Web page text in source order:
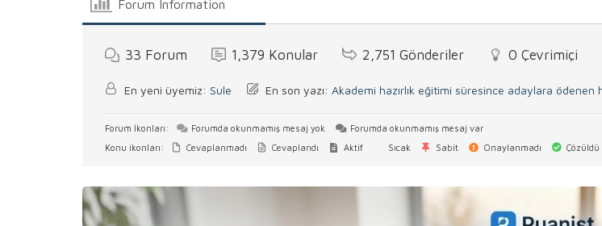
Forum Information
33 Forum 1,379 Konular 2,751 Gönderiler 0 Çevrimiçi
En yeni üyemiz: Sule En son yazı: Akademi hazırlık eğitimi süresince adaylara ödenen
Forum İkonları: Forumda okunmamış mesaj yok
Forumda okunmamış mesaj var
Konu ikonları:
Cevaplanmadı Cevaplandı Aktif Sıcak Sabit Onaylanmadı Çözüldü